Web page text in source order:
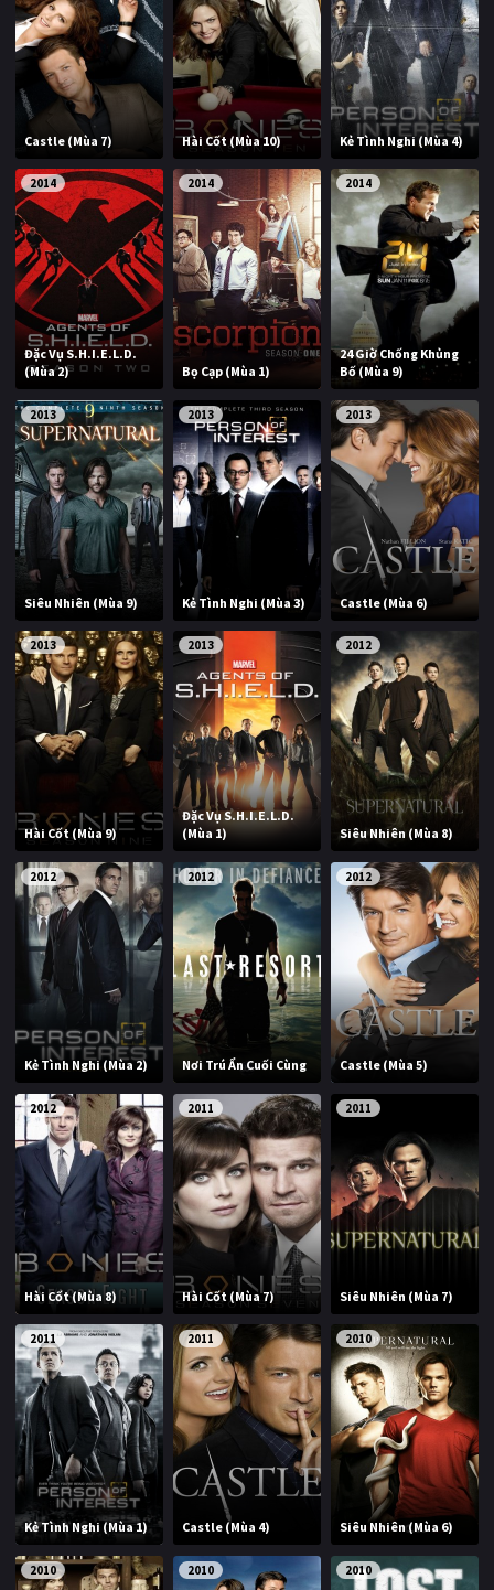
Castle (Mùa 7) Hài Cốt (Mùa 10) Kẻ Tình Nghi (Mùa 4)
2014
Đặc Vụ S.H.I.E.L.D.
(Mùa 2)
2014
Bọ Cạp (Mùa 1)
2014
24 Giờ Chống Khủng
Bố (Mùa 9)
2013
Siêu Nhiên (Mùa 9)
2013
Kẻ Tình Nghi (Mùa 3)
2013
Castle (Mùa 6)
2013
Hài Cốt (Mùa 9)
2013
Đặc Vụ S.H.I.E.L.D.
(Mùa 1)
2012
Siêu Nhiên (Mùa 8)
2012
Kẻ Tình Nghi (Mùa 2)
2012
Nơi Trú Ẩn Cuối Cùng
2012
Castle (Mùa 5)
2012
Hài Cốt (Mùa 8)
2011
Hài Cốt (Mùa 7)
2011
Siêu Nhiên (Mùa 7)
2011
Kẻ Tình Nghi (Mùa 1)
2011
Castle (Mùa 4)
2010
Siêu Nhiên (Mùa 6)
2010 2010 2010